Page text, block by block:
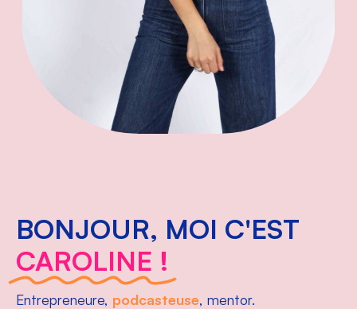
BONJOUR, MOI C'EST
CAROLINE !
Entrepreneure, podcasteuse, mentor.